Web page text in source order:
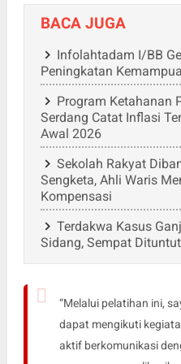
BACA JUGA
Infolahtadam I/BB
Peningkatan
Program Ketahanan
Serdang Catat Inflasi
Awal 2026
Sekolah Rakyat
Sengketa, Ahli Waris
Kompensasi
Terdakwa Kasus
Sidang, Sempat
“Melalui pelatihan ini,
dapat mengikuti
aktif berkomunikasi